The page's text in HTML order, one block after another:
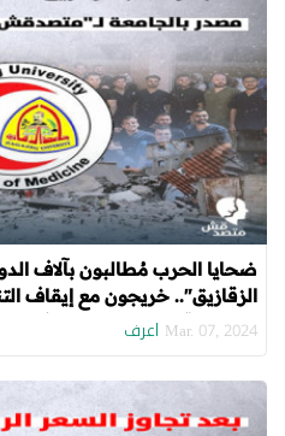
ضحايا الحرب مُطالبون بآلاف
الزقازيق".. خريجون مع إيقاف
لـ"متصدقش": القرار مش في
Mar. 07, 2024 اعرف